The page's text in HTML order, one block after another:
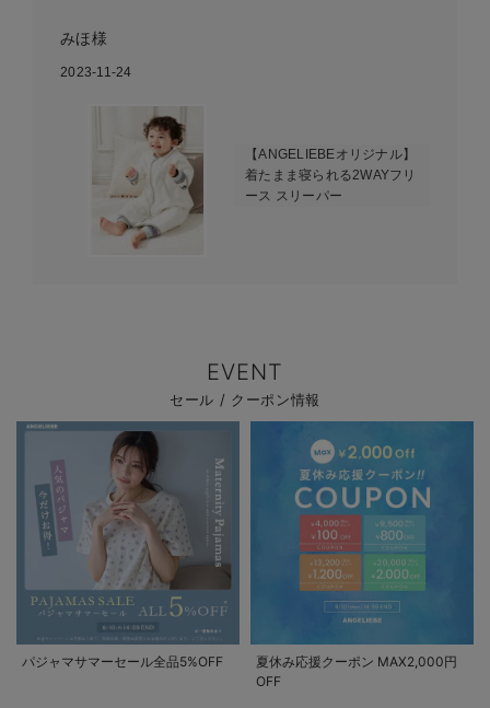
みほ様
2023-11-24
【ANGELIEBEオリジナル】
着たまま寝られる2WAYフリ
ース スリーパー
EVENT
セール / クーポン情報
パジャマサマーセール全品5%OFF
夏休み応援クーポン MAX2,000円
OFF